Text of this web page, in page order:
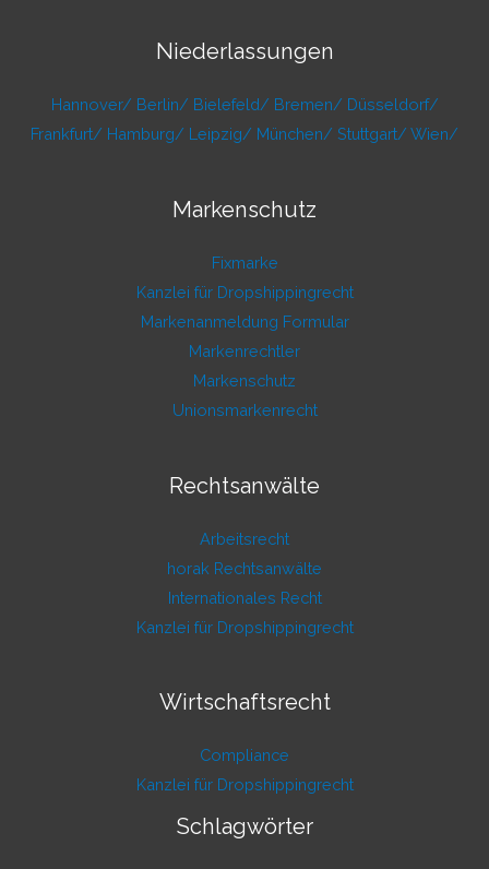
Niederlassungen
Hannover/ Berlin/ Bielefeld/ Bremen/ Düsseldorf/
Frankfurt/ Hamburg/ Leipzig/ München/ Stuttgart/ Wien/
Markenschutz
Fixmarke
Kanzlei für Dropshippingrecht
Markenanmeldung Formular
Markenrechtler
Markenschutz
Unionsmarkenrecht
Rechtsanwälte
Arbeitsrecht
horak Rechtsanwälte
Internationales Recht
Kanzlei für Dropshippingrecht
Wirtschaftsrecht
Compliance
Kanzlei für Dropshippingrecht
Schlagwörter